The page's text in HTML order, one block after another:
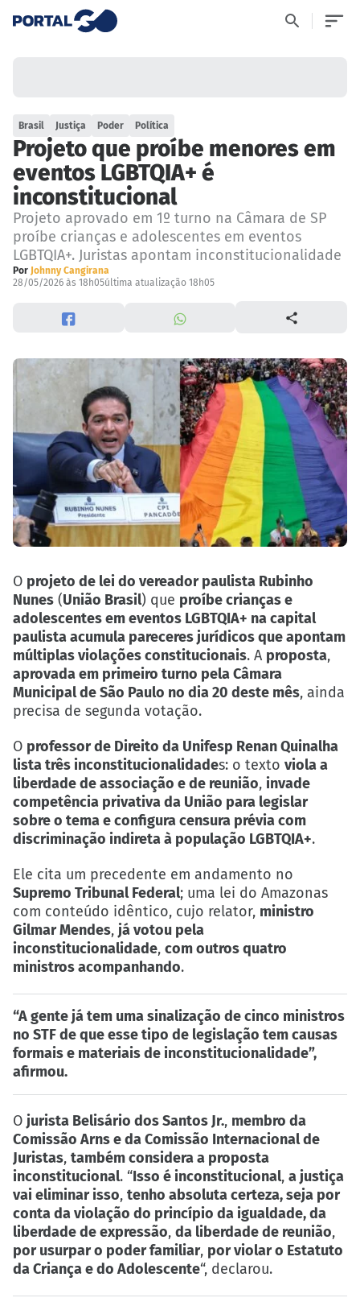
Brasil Justiça Poder Política
Projeto que proíbe menores em
eventos LGBTQIA+ é
inconstitucional
Projeto aprovado em 1º turno na Câmara de SP
proíbe crianças e adolescentes em eventos
LGBTQIA+. Juristas apontam inconstitucionalidade
Por Johnny Cangirana
28/05/2026 às 18h05última atualização 18h05
O projeto de lei do vereador paulista Rubinho
Nunes (União Brasil) que proíbe crianças e
adolescentes em eventos LGBTQIA+ na capital
paulista acumula pareceres jurídicos que apontam
múltiplas violações constitucionais. A proposta,
aprovada em primeiro turno pela Câmara
Municipal de São Paulo no dia 20 deste mês, ainda
precisa de segunda votação.
O professor de Direito da Unifesp Renan Quinalha
lista três inconstitucionalidades: o texto viola a
liberdade de associação e de reunião, invade
competência privativa da União para legislar
sobre o tema e configura censura prévia com
discriminação indireta à população LGBTQIA+.
Ele cita um precedente em andamento no
Supremo Tribunal Federal; uma lei do Amazonas
com conteúdo idêntico, cujo relator, ministro
Gilmar Mendes, já votou pela
inconstitucionalidade, com outros quatro
ministros acompanhando.
“A gente já tem uma sinalização de cinco ministros
no STF de que esse tipo de legislação tem causas
formais e materiais de inconstitucionalidade”,
afirmou.
O jurista Belisário dos Santos Jr., membro da
Comissão Arns e da Comissão Internacional de
Juristas, também considera a proposta
inconstitucional. “Isso é inconstitucional, a justiça
vai eliminar isso, tenho absoluta certeza, seja por
conta da violação do princípio da igualdade, da
liberdade de expressão, da liberdade de reunião,
por usurpar o poder familiar, por violar o Estatuto
da Criança e do Adolescente“, declarou.